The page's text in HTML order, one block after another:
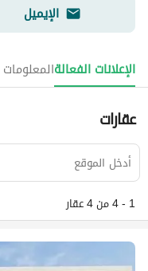
الإيميل
الإعلانات الفعالةالمعلومات
عقارات
1 - 4 من 4 عقار